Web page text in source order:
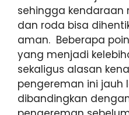
sehingga kendaraan
dan roda bisa
aman. Beberapa
yang menjadi
sekaligus alasan
pengereman ini jauh
dibandingkan